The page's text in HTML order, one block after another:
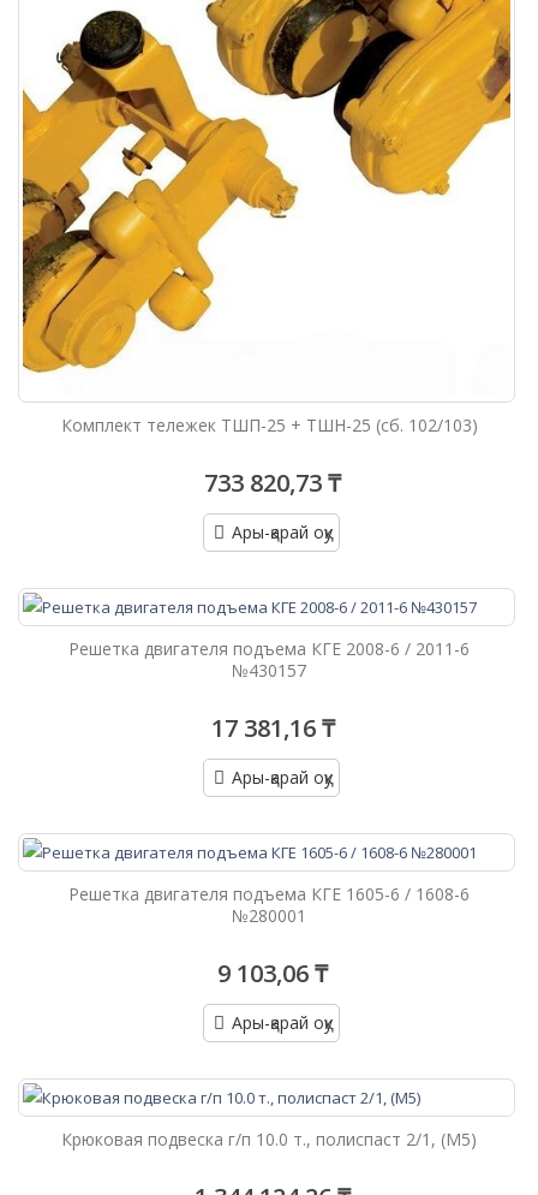
Комплект тележек ТШП-25 + ТШН-25 (сб. 102/103)
733 820,73 ₸
Ары-қарай оқу
Решетка двигателя подъема КГЕ 2008-6 / 2011-6
№430157
17 381,16 ₸
Ары-қарай оқу
Решетка двигателя подъема КГЕ 1605-6 / 1608-6
№280001
9 103,06 ₸
Ары-қарай оқу
Крюковая подвеска г/п 10.0 т., полиспаст 2/1, (М5)